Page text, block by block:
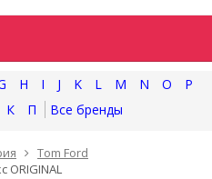
H I J K L M N O
P
К П
Tom Ford
ORIGINAL